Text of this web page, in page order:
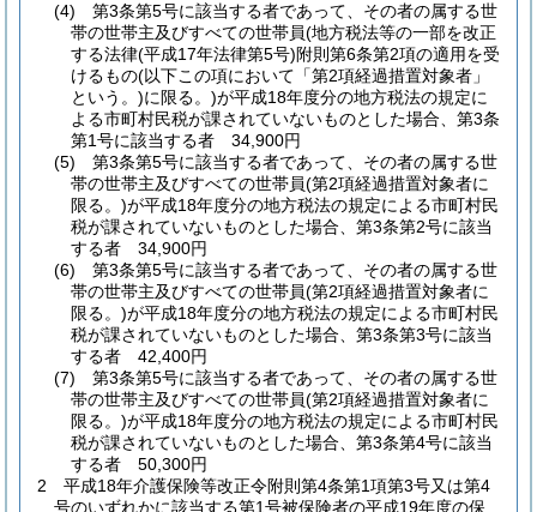
(4)
第3条第5号に該当する者であって、その者の属する世
帯の世帯主及びすべての世帯員(地方税法等の一部を改正
する法律(平成17年法律第5号)附則第6条第2項の適用を受
けるもの(以下この項において「第2項経過措置対象者」
という。)に限る。)が平成18年度分の地方税法の規定に
よる市町村民税が課されていないものとした場合、第3条
第1号に該当する者 34,900円
(5)
第3条第5号に該当する者であって、その者の属する世
帯の世帯主及びすべての世帯員(第2項経過措置対象者に
限る。)が平成18年度分の地方税法の規定による市町村民
税が課されていないものとした場合、第3条第2号に該当
する者 34,900円
(6)
第3条第5号に該当する者であって、その者の属する世
帯の世帯主及びすべての世帯員(第2項経過措置対象者に
限る。)が平成18年度分の地方税法の規定による市町村民
税が課されていないものとした場合、第3条第3号に該当
する者 42,400円
(7)
第3条第5号に該当する者であって、その者の属する世
帯の世帯主及びすべての世帯員(第2項経過措置対象者に
限る。)が平成18年度分の地方税法の規定による市町村民
税が課されていないものとした場合、第3条第4号に該当
する者 50,300円
2
平成18年介護保険等改正令附則第4条第1項第3号又は第4
号のいずれかに該当する第1号被保険者の平成19年度の保